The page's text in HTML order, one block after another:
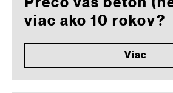
viac ako 10 rokov?
Viac